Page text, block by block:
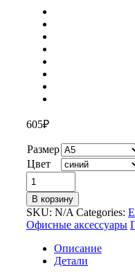
605₽
Размер
Цвет
Количество
товара
Ежедневник
А5
недатированный
В корзину
SKU: N/A Categories:
Офисные аксессуары
Описание
Детали